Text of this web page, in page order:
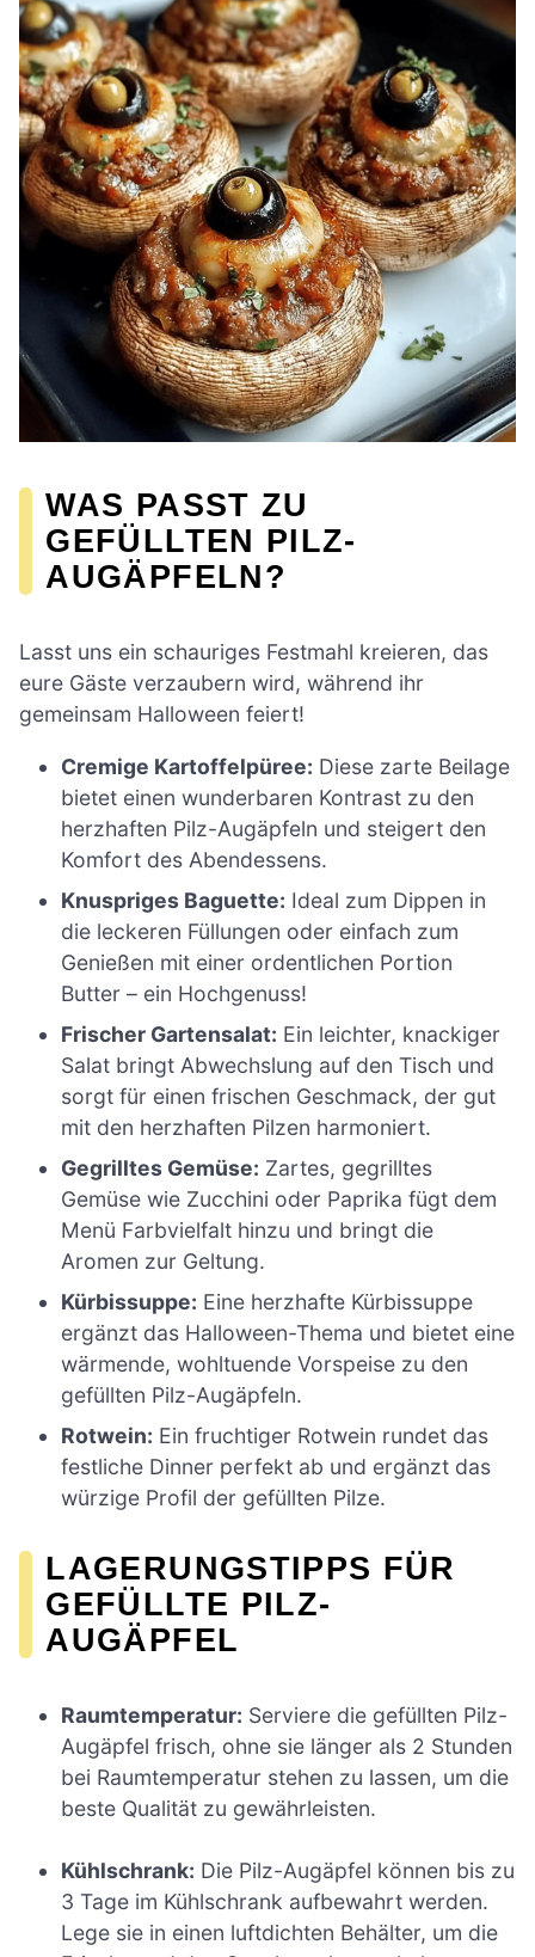
WAS PASST ZU
GEFÜLLTEN PILZ-
AUGÄPFELN?
Lasst uns ein schauriges Festmahl kreieren, das
eure Gäste verzaubern wird, während ihr
gemeinsam Halloween feiert!
Cremige Kartoffelpüree: Diese zarte Beilage
bietet einen wunderbaren Kontrast zu den
herzhaften Pilz-Augäpfeln und steigert den
Komfort des Abendessens.
Knuspriges Baguette: Ideal zum Dippen in
die leckeren Füllungen oder einfach zum
Genießen mit einer ordentlichen Portion
Butter – ein Hochgenuss!
Frischer Gartensalat: Ein leichter, knackiger
Salat bringt Abwechslung auf den Tisch und
sorgt für einen frischen Geschmack, der gut
mit den herzhaften Pilzen harmoniert.
Gegrilltes Gemüse: Zartes, gegrilltes
Gemüse wie Zucchini oder Paprika fügt dem
Menü Farbvielfalt hinzu und bringt die
Aromen zur Geltung.
Kürbissuppe: Eine herzhafte Kürbissuppe
ergänzt das Halloween-Thema und bietet eine
wärmende, wohltuende Vorspeise zu den
gefüllten Pilz-Augäpfeln.
Rotwein: Ein fruchtiger Rotwein rundet das
festliche Dinner perfekt ab und ergänzt das
würzige Profil der gefüllten Pilze.
LAGERUNGSTIPPS FÜR
GEFÜLLTE PILZ-
AUGÄPFEL
Raumtemperatur: Serviere die gefüllten Pilz-
Augäpfel frisch, ohne sie länger als 2 Stunden
bei Raumtemperatur stehen zu lassen, um die
beste Qualität zu gewährleisten.
Kühlschrank: Die Pilz-Augäpfel können bis zu
3 Tage im Kühlschrank aufbewahrt werden.
Lege sie in einen luftdichten Behälter, um die